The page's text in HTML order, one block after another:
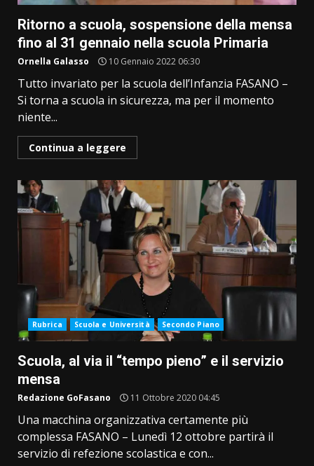
Ritorno a scuola, sospensione della mensa
fino al 31 gennaio nella scuola Primaria
Ornella Galasso 10 Gennaio 2022 06:30
Tutto invariato per la scuola dell’Infanzia FASANO –
Si torna a scuola in sicurezza, ma per il momento
niente...
Continua a leggere
Rubrica Scuola e Università Secondo Piano
Scuola, al via il “tempo pieno” e il servizio
mensa
Redazione GoFasano 11 Ottobre 2020 04:45
Una macchina organizzativa certamente più
complessa FASANO – Lunedì 12 ottobre partirà il
servizio di refezione scolastica e con...